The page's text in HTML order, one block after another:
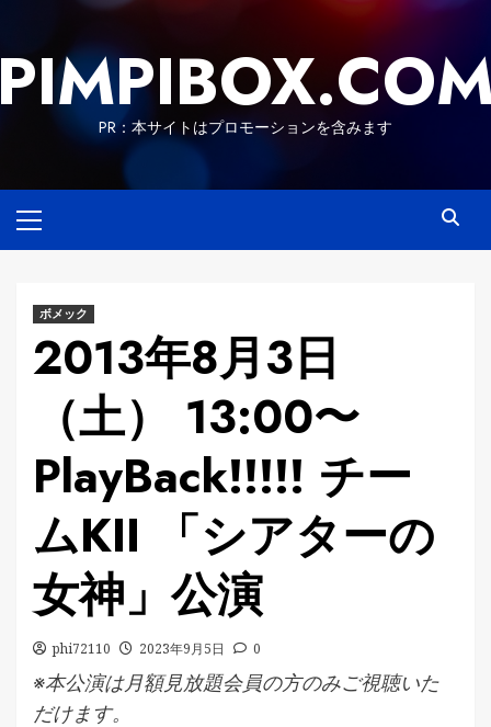
content
PR：本サイトはプロモーションを含みます
Menu
ボメック
2013年8月3日
（土） 13:00〜
PlayBack!!!!! チー
ムKII 「シアターの
女神」公演
phi72110 2023年9月5日 0
※本公演は月額見放題会員の方のみご視聴いた
だけます。